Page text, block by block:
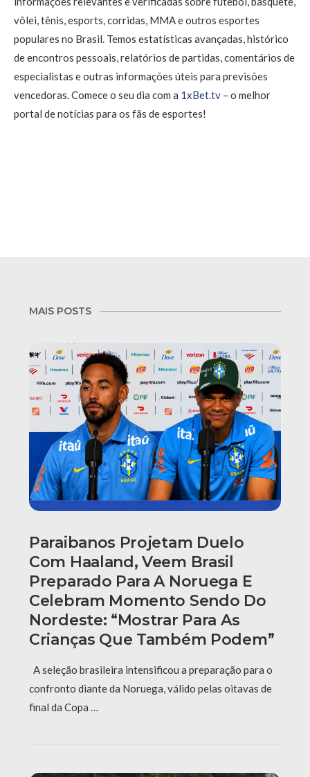
vôlei, tênis, esports, corridas, MMA e outros esportes
populares no Brasil. Temos estatísticas avançadas, histórico
de encontros pessoais, relatórios de partidas, comentários de
especialistas e outras informações úteis para previsões
vencedoras. Comece o seu dia com a 1xBet.tv – o melhor
portal de notícias para os fãs de esportes!
MAIS POSTS
Paraibanos Projetam Duelo
Com Haaland, Veem Brasil
Preparado Para A Noruega E
Celebram Momento Sendo Do
Nordeste: “Mostrar Para As
Crianças Que Também Podem”
A seleção brasileira intensificou a preparação para o
confronto diante da Noruega, válido pelas oitavas de
final da Copa …